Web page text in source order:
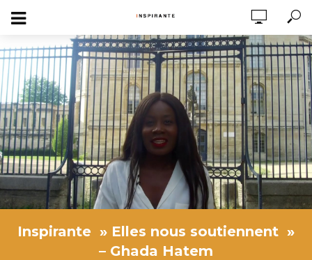
Inspirante » Elles nous soutiennent »
– Ghada Hatem